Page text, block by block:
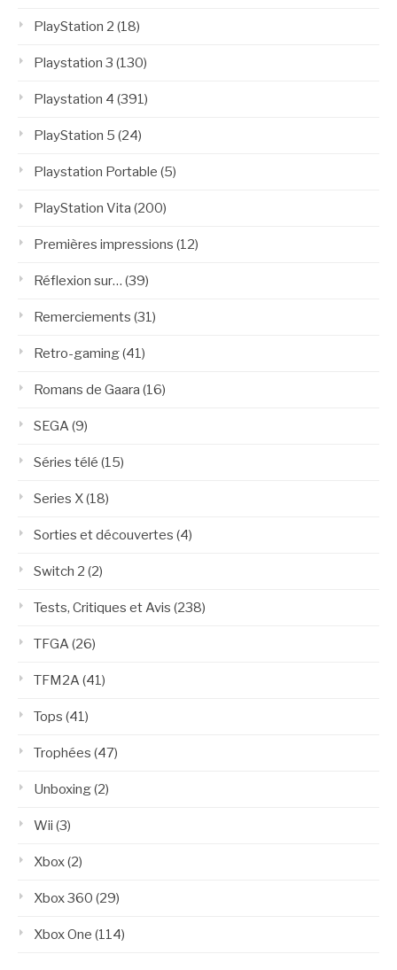
PlayStation 2 (18)
Playstation 3 (130)
Playstation 4 (391)
PlayStation 5 (24)
Playstation Portable (5)
PlayStation Vita (200)
Premières impressions (12)
Réflexion sur… (39)
Remerciements (31)
Retro-gaming(41)
Romans de Gaara (16)
SEGA(9)
Séries télé (15)
Series X(18)
Sorties et découvertes (4)
Switch 2 (2)
Tests, Critiques et Avis (238)
TFGA(26)
TFM2A(41)
Tops (41)
Trophées (47)
Unboxing(2)
Wii (3)
Xbox(2)
Xbox 360 (29)
Xbox One (114)